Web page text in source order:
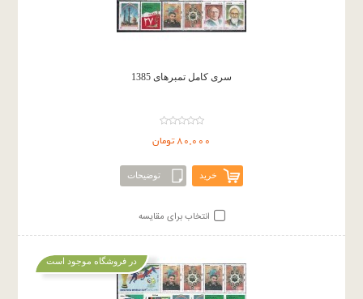
سری کامل تمبرهای 1385
80,000 تومان
خرید توضیحات
انتخاب برای مقایسه
در فروشگاه موجود است